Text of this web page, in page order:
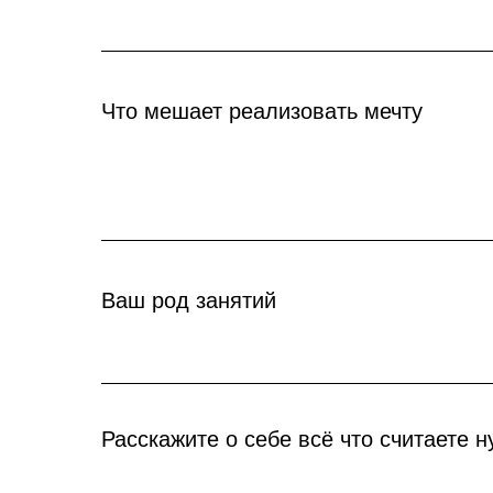
Что мешает реализовать мечту
Ваш род занятий
Расскажите о себе всё что считаете